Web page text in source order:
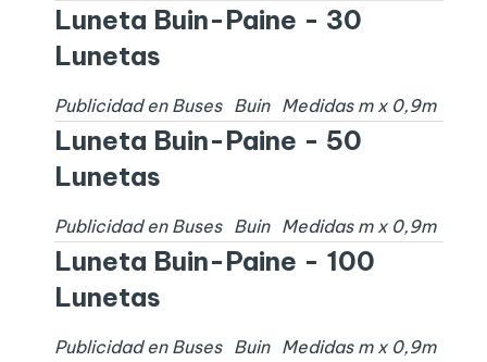
Luneta Buin-Paine - 30
Lunetas
Publicidad en Buses Buin Medidas m x 0,9m
Luneta Buin-Paine - 50
Lunetas
Publicidad en Buses Buin Medidas m x 0,9m
Luneta Buin-Paine - 100
Lunetas
Publicidad en Buses Buin Medidas m x 0,9m